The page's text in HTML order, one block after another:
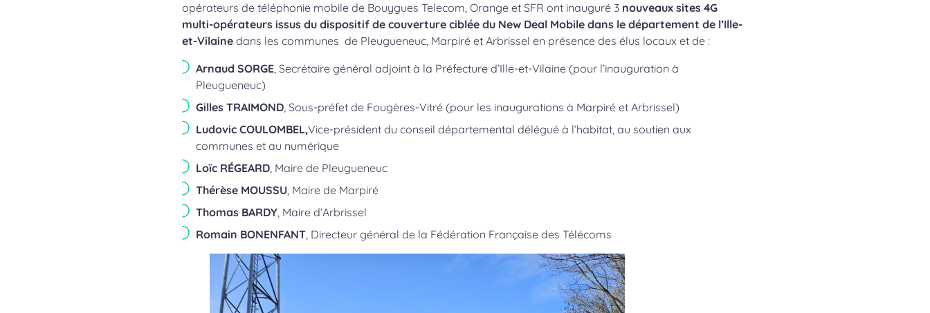
opérateurs de téléphonie mobile de Bouygues Telecom, Orange et SFR ont inauguré 3 nouveaux sites 4G
multi-opérateurs issus du dispositif de couverture ciblée du New Deal Mobile dans le département de l’Ille-
et-Vilaine dans les communes de Pleugueneuc, Marpiré et Arbrissel en présence des élus locaux et de :
Arnaud SORGE, Secrétaire général adjoint à la Préfecture d’Ille-et-Vilaine (pour l’inauguration à
Pleugueneuc)
Gilles TRAIMOND, Sous-préfet de Fougères-Vitré (pour les inaugurations à Marpiré et Arbrissel)
Ludovic COULOMBEL,Vice-président du conseil départemental délégué à l’habitat, au soutien aux
communes et au numérique
Loïc RÉGEARD, Maire de Pleugueneuc
Thérèse MOUSSU, Maire de Marpiré
Thomas BARDY, Maire d’Arbrissel
Romain BONENFANT, Directeur général de la Fédération Française des Télécoms